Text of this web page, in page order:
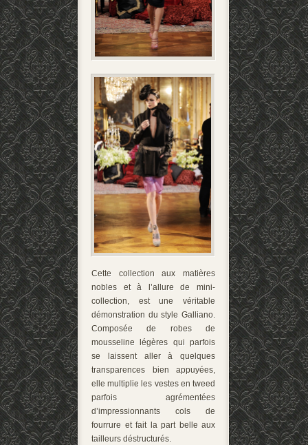
Cette collection aux matières
nobles et à l’allure de mini-
collection, est une véritable
démonstration du style Galliano.
Composée de robes de
mousseline légères qui parfois
se laissent aller à quelques
transparences bien appuyées,
elle multiplie les vestes en tweed
parfois agrémentées
d’impressionnants cols de
fourrure et fait la part belle aux
tailleurs déstructurés.